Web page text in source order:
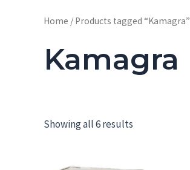
Home / Products tagged “Kamagra”
Kamagra
Showing all 6 results